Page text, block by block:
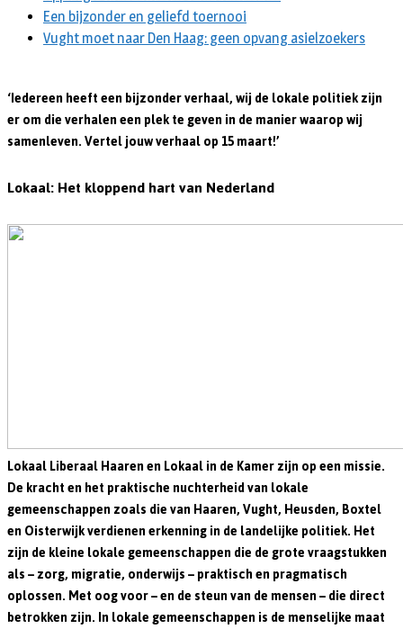
Een bijzonder en geliefd toernooi
Vught moet naar Den Haag: geen opvang asielzoekers
‘Iedereen heeft een bijzonder verhaal, wij de lokale politiek zijn
er om die verhalen een plek te geven in de manier waarop wij
samenleven. Vertel jouw verhaal op 15 maart!’
Lokaal: Het kloppend hart van Nederland
Lokaal Liberaal Haaren en Lokaal in de Kamer zijn op een missie.
De kracht en het praktische nuchterheid van lokale
gemeenschappen zoals die van Haaren, Vught, Heusden, Boxtel
en Oisterwijk verdienen erkenning in de landelijke politiek. Het
zijn de kleine lokale gemeenschappen die de grote vraagstukken
als – zorg, migratie, onderwijs – praktisch en pragmatisch
oplossen. Met oog voor – en de steun van de mensen – die direct
betrokken zijn. In lokale gemeenschappen is de menselijke maat